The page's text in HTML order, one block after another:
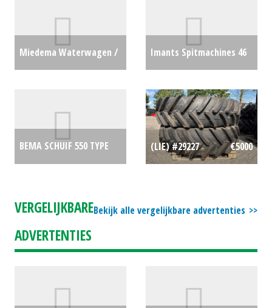
Miedema Waterwagen /
liter transporttank /
watertank (HA) #25282
Imants Spitmachines 46
BEMA SCHUIF 550 TYPE
(LIE) #29227 €5000
Bekijk alle vergelijkbare advertenties
VERGELIJKBARE
ADVERTENTIES